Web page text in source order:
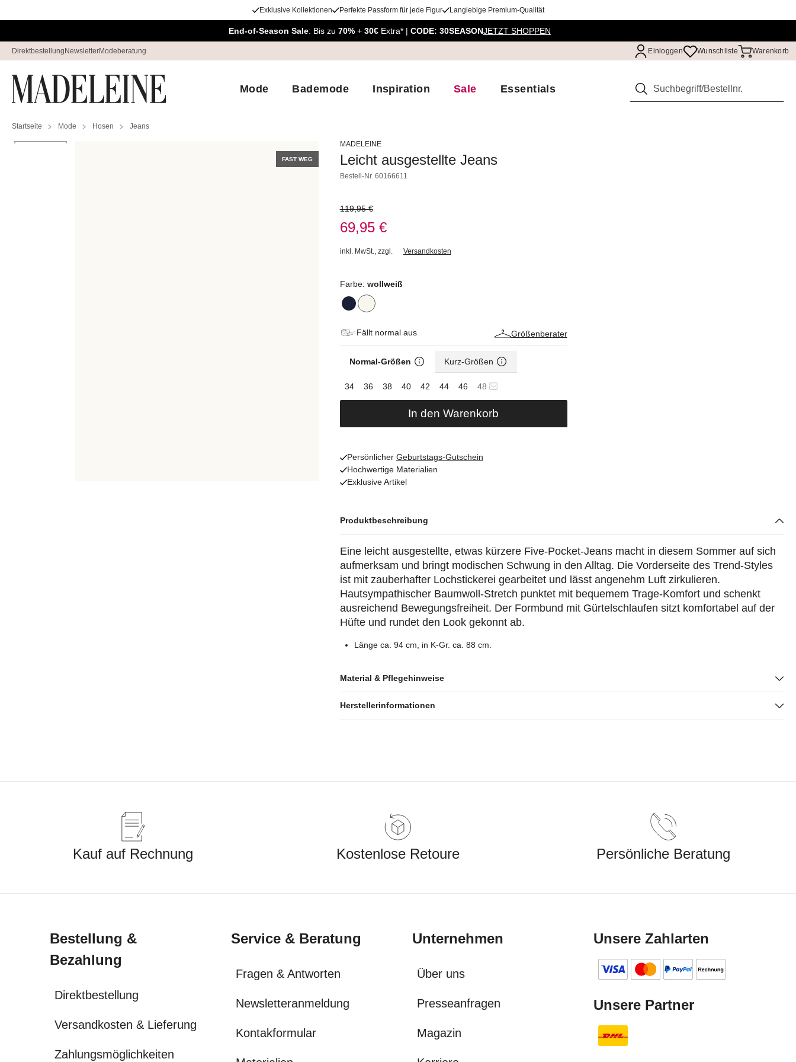
Exklusive Kollektionen Perfekte Passform für jede Figur Langlebige Premium-Qualität
End-of-Season Sale: Bis zu 70% + 30€ Extra* | CODE: 30SEASONJETZT SHOPPEN
Direktbestellung NewsletterModeberatung Einloggen Wunschliste Warenkorb
Mode Bademode Inspiration Sale Essentials Suchen
Startseite Mode Hosen Jeans
FAST WEG
MADELEINE
Leicht ausgestellte Jeans
Bestell-Nr. 60166611
119,95 €
69,95 €
inkl. MwSt., zzgl. Versandkosten
Farbe: wollweiß
Fällt normal aus Größenberater
Normal-Größen Kurz-Größen
34 36 38 40 42 44 46 48
In den Warenkorb
Persönlicher Geburtstags-Gutschein
Hochwertige Materialien
Exklusive Artikel
Produktbeschreibung
Eine leicht ausgestellte, etwas kürzere Five-Pocket-Jeans macht in diesem Sommer auf sich
aufmerksam und bringt modischen Schwung in den Alltag. Die Vorderseite des Trend-Styles
ist mit zauberhafter Lochstickerei gearbeitet und lässt angenehm Luft zirkulieren.
Hautsympathischer Baumwoll-Stretch punktet mit bequemem Trage-Komfort und schenkt
ausreichend Bewegungsfreiheit. Der Formbund mit Gürtelschlaufen sitzt komfortabel auf der
Hüfte und rundet den Look gekonnt ab.
Länge ca. 94 cm, in K-Gr. ca. 88 cm.
Material & Pflegehinweise
Herstellerinformationen
Kauf auf Rechnung Kostenlose Retoure Persönliche Beratung
Bestellung &
Bezahlung
Direktbestellung
Versandkosten & Lieferung
Zahlungsmöglichkeiten
Service & Beratung
Fragen & Antworten
Newsletteranmeldung
Kontakformular
Unternehmen
Über uns
Presseanfragen
Magazin
Unsere Zahlarten
Unsere Partner